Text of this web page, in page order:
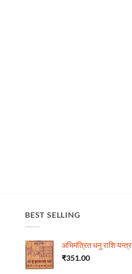
BEST SELLING
अभिमंत्रित धनु राशि यन्त्र
₹351.00